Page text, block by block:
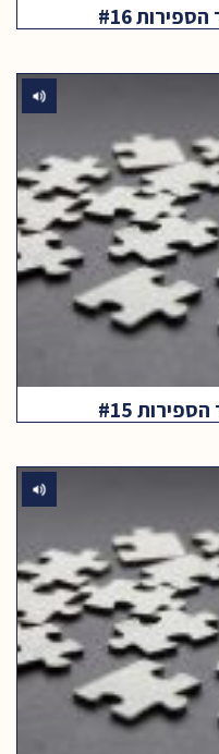
#16
#15